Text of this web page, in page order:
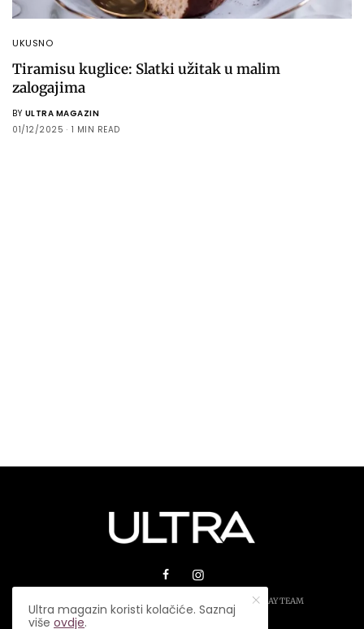
UKUSNO
Tiramisu kuglice: Slatki užitak u malim
zalogajima
BY ULTRA MAGAZIN
01/12/2025
1 MIN READ
© 2026 ULTRA MAGAZIN. SVA PRAVA ZADRŽANA.PLAY TEAM
Ultra magazin koristi kolačiće. Saznaj
višeovdje.